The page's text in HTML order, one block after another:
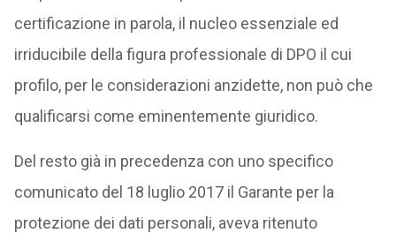
certificazione in parola, il nucleo essenziale ed
irriducibile della figura professionale di DPO il cui
profilo, per le considerazioni anzidette, non può che
qualificarsi come eminentemente giuridico.
Del resto già in precedenza con uno specifico
comunicato del 18 luglio 2017 il Garante per la
protezione dei dati personali, aveva ritenuto